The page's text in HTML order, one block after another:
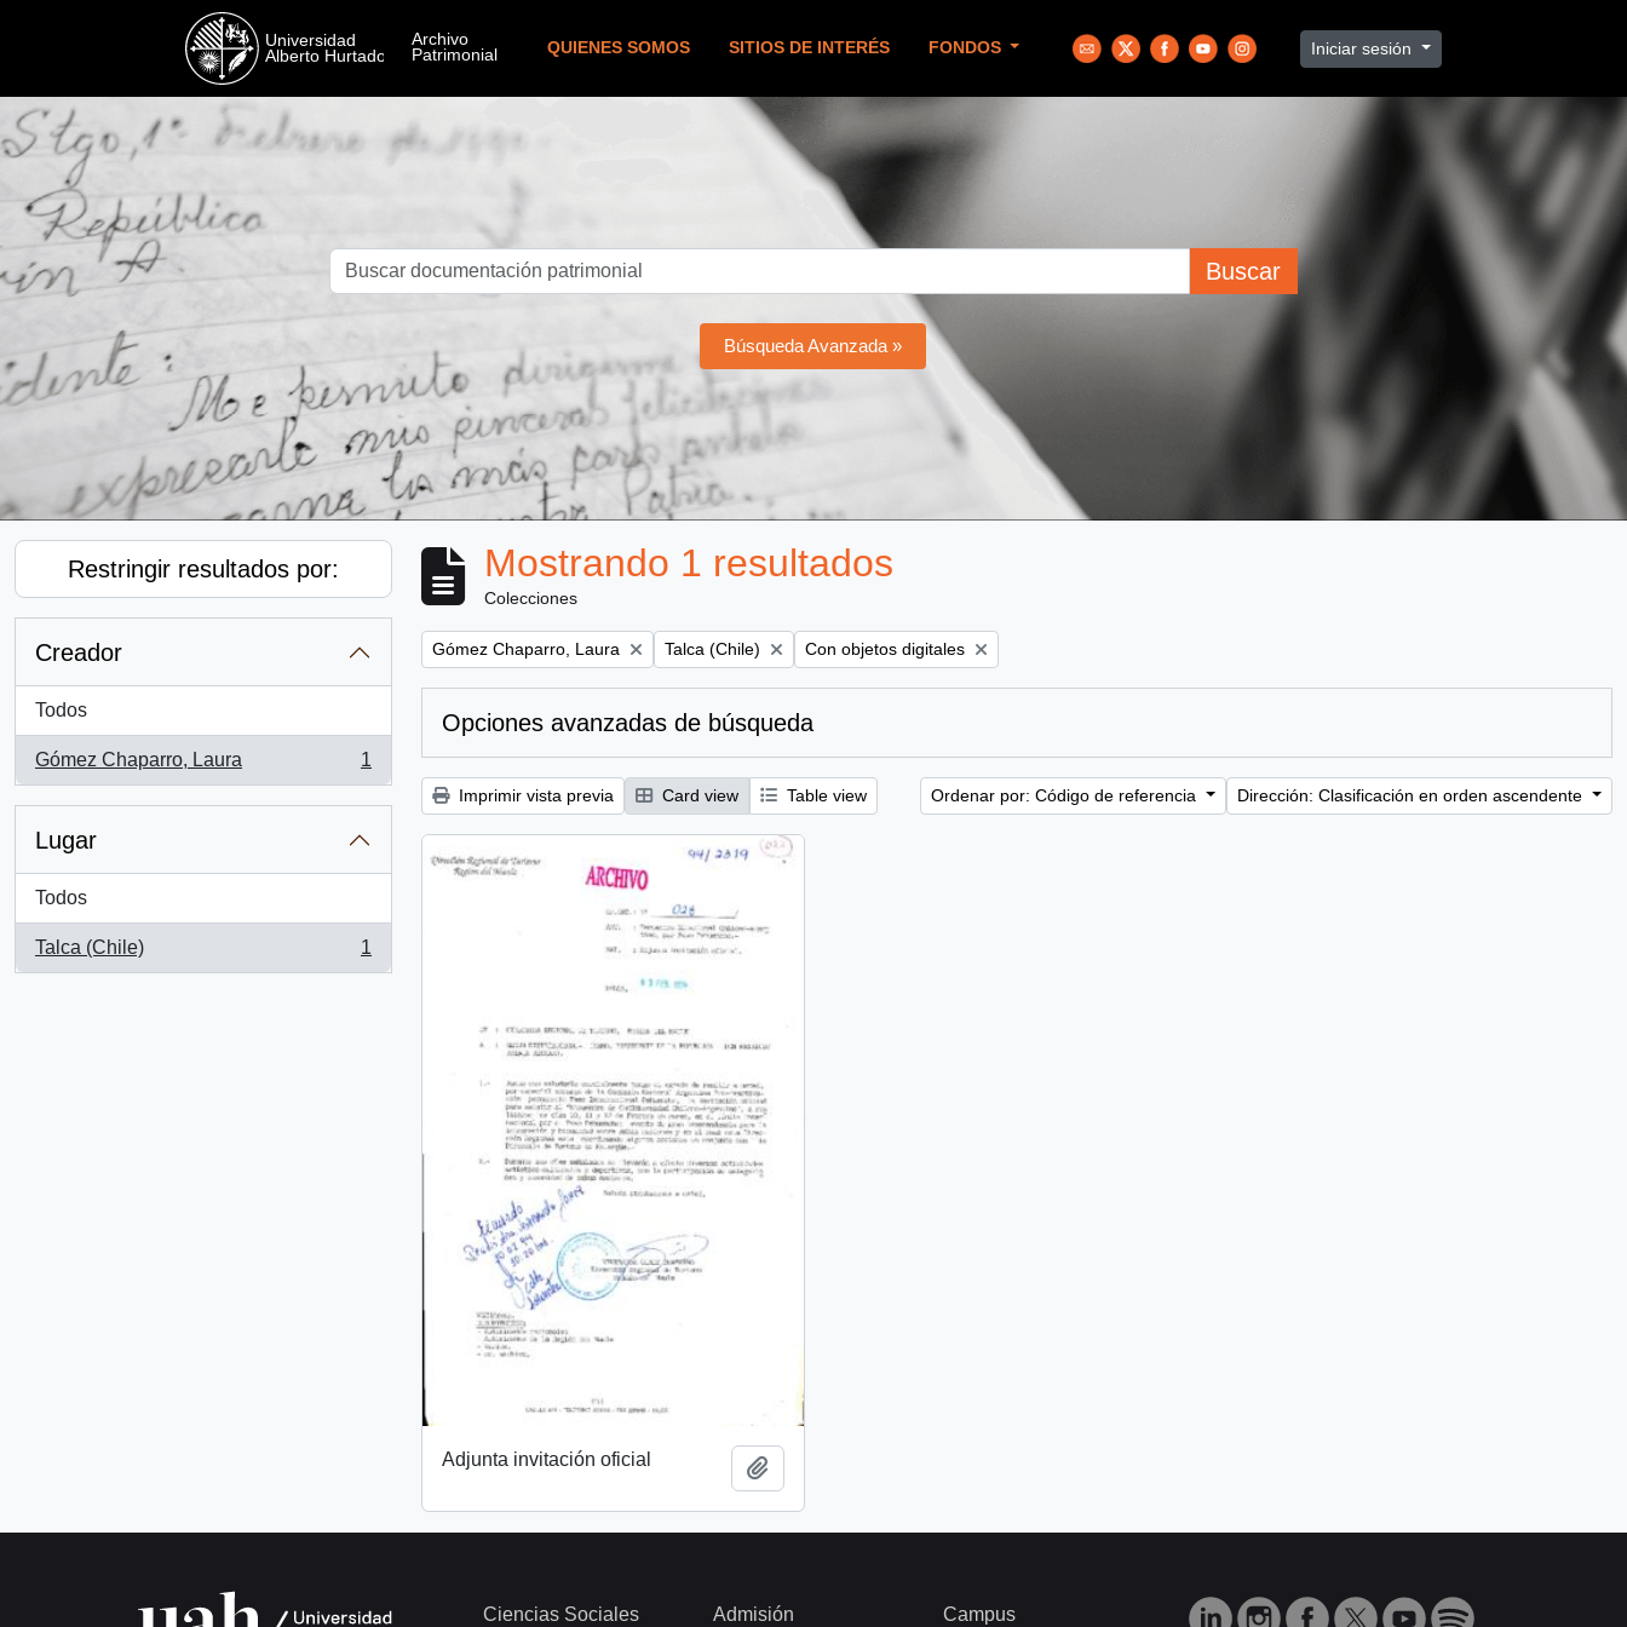
QUIENES SOMOS SITIOS DE INTERÉS FONDOS Iniciar sesión
Buscar
Búsqueda Avanzada »
Restringir resultados por:
Creador
Todos
Gómez Chaparro, Laura
, 1 resultados
1
Lugar
Todos
Talca (Chile)
, 1 resultados
1
Mostrando 1 resultados
Colecciones
Remove filter:
Gómez Chaparro, Laura Remove filter:
Talca (Chile) Remove filter:
Con objetos digitales
Opciones avanzadas de búsqueda
Imprimir vista previa Card view Table view Ordenar por: Código de referencia Dirección: Clasificación en orden ascendente
Adjunta invitación oficial
Ciencias Sociales Admisión Campus